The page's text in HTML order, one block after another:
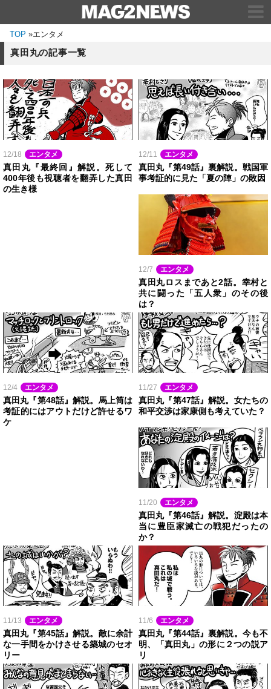
TOP »エンタメ
真田丸の記事一覧
12/18 エンタメ
真田丸『最終回』解説。死して
400年後も視聴者を翻弄した真田
の生き様
12/11 エンタメ
真田丸『第49話』裏解説。戦国軍
事考証的に見た「夏の陣」の敗因
12/7 エンタメ
真田丸ロスまであと2話。幸村と
共に闘った「五人衆」のその後
は？
12/4 エンタメ
真田丸『第48話』解説。馬上筒は
考証的にはアウトだけど許せるワ
ケ
11/27 エンタメ
真田丸『第47話』解説。女たちの
和平交渉は家康側も考えていた？
11/20 エンタメ
真田丸『第46話』解説。淀殿は本
当に豊臣家滅亡の戦犯だったの
か？
11/13 エンタメ
真田丸『第45話』解説。敵に余計
な一手間をかけさせる築城のセオ
リー
11/6 エンタメ
真田丸『第44話』裏解説。今も不
明、「真田丸」の形に２つの説ア
リ